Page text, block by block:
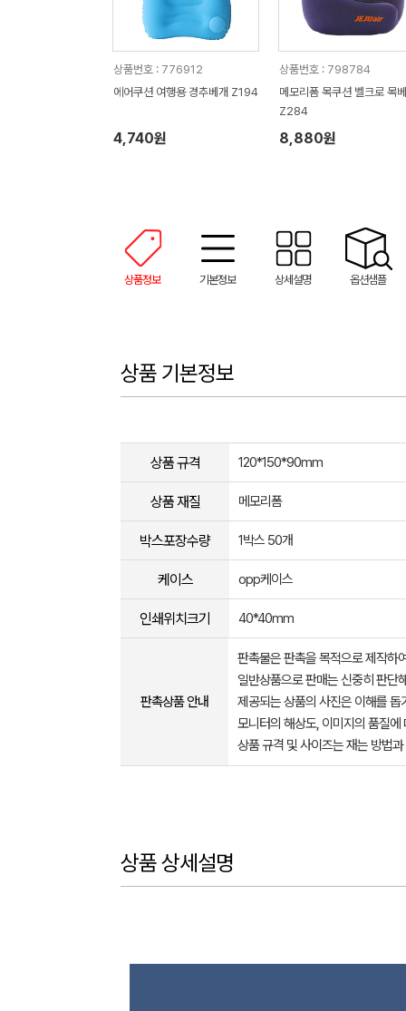
상품번호 : 776912
에어쿠션 여행용 경추베개 Z194
4,740원
상품번호 : 798784
메모리폼 목쿠션 벨크로 목
Z284
8,880원
상품정보 기본정보 상세설명 옵션샘플
상품 기본정보
상품 규격 120*150*90mm
상품 재질 메모리폼
박스포장수량 1박스 50개
케이스 opp케이스
인쇄위치크기 40*40mm
판촉상품 안내
판촉물은 판촉을 목적으로 제작하
일반상품으로 판매는 신중히 판단
제공되는 상품의 사진은 이해를
모니터의 해상도, 이미지의 품질
상품 규격 및 사이즈는 재는 방법
상품 상세설명